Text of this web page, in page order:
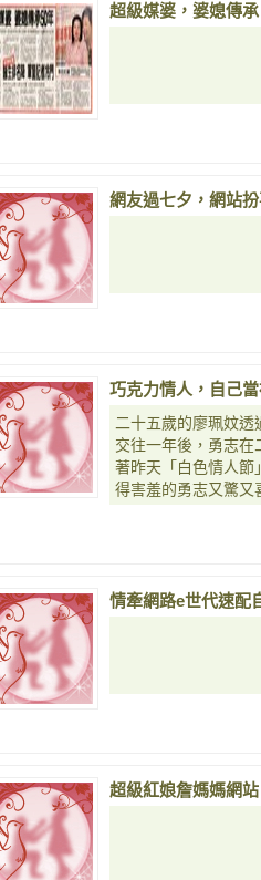
超級媒婆，婆媳傳
網友過七夕，網站
巧克力情人，自己
二十五歲的廖珮妏
交往一年後，勇志
著昨天「白色情人節
得害羞的勇志又驚又
情牽網路e世代速配
超級紅娘詹媽媽網